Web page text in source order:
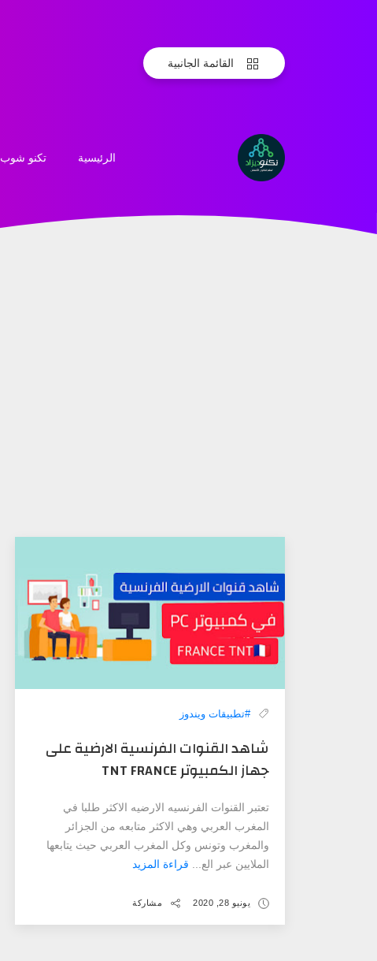
القائمة الجانبية
تكنو
ديزاد الرئيسية تكنو شوب
#تطبيقات ويندوز
شاهد القنوات الفرنسية الارضية على
‏جهاز الكمبيوتر ‏TNT ‎FRANCE
تعتبر القنوات الفرنسيه الارضيه الاكثر طلبا في
المغرب العربي وهي الاكثر متابعه من الجزائر
والمغرب وتونس وكل المغرب العربي حيث يتابعها
الملايين عبر الع... قراءة المزيد
يونيو 28, 2020 مشاركة